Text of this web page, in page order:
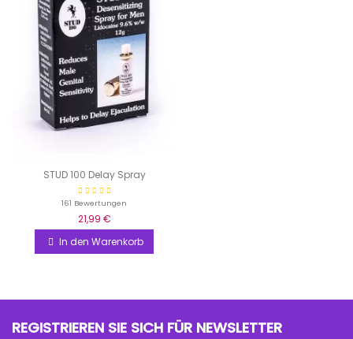
STUD 100 Delay Spray
161 Bewertungen
21,99 €
In den Warenkorb
REGISTRIEREN SIE SICH FÜR NEWSLETTER